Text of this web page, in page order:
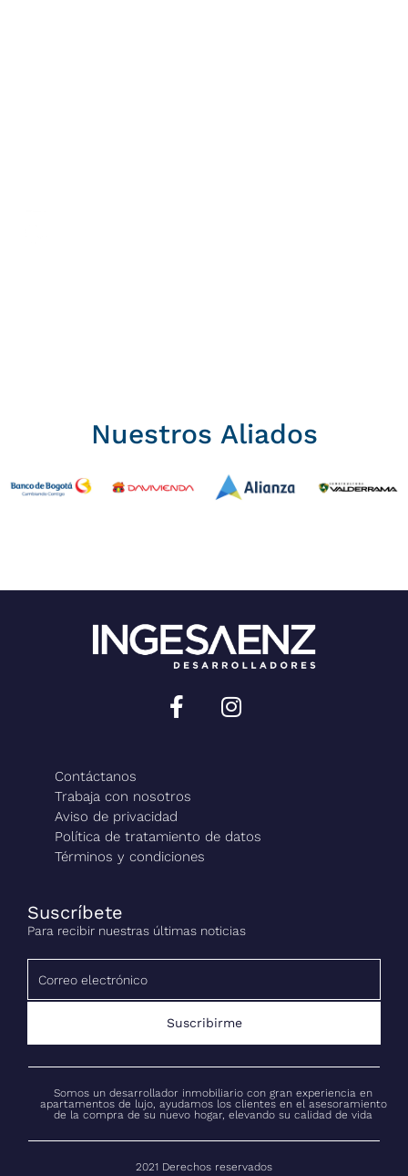
Nuestros Aliados
Contáctanos
Trabaja con nosotros
Aviso de privacidad
Política de tratamiento de datos
Términos y condiciones
Suscríbete
Para recibir nuestras últimas noticias
Suscribirme
Somos un desarrollador inmobiliario con gran experiencia en
apartamentos de lujo, ayudamos los clientes en el asesoramiento
de la compra de su nuevo hogar, elevando su calidad de vida
2021 Derechos reservados